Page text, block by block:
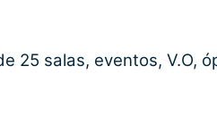
25 salas, eventos, V.O,